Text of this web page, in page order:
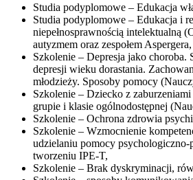
Studia podyplomowe – Edukacja
Studia podyplomowe – Edukacja i
niepełnosprawnością intelektualną
autyzmem oraz zespołem Aspergera,
Szkolenie – Depresja jako choroba.
depresji wieku dorastania.
młodzieży. Sposoby pomocy
Szkolenie – Dziecko z
grupie i klasie ogólnodostępnej
Szkolenie – Ochrona zdrowia
Szkolenie – Wzmocnienie
udzielaniu pomocy psychologiczno-
tworzeniu IPE-T,
Szkolenie – Brak dyskryminacji,